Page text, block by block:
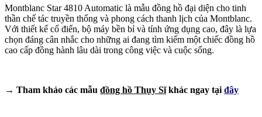
Montblanc Star 4810 Automatic là mẫu đồng hồ đại diện cho tinh
thần chế tác truyền thống và phong cách thanh lịch của Montblanc.
Với thiết kế cổ điển, bộ máy bền bỉ và tính ứng dụng cao, đây là lựa
chọn đáng cân nhắc cho những ai đang tìm kiếm một chiếc đồng hồ
cao cấp đồng hành lâu dài trong công việc và cuộc sống.
→ Tham khảo các mẫu đồng hồ Thụy Sĩkhác ngay tại đây